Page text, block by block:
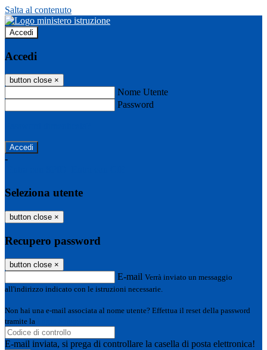
Salta al contenuto
Accedi
Accedi
button close ×
Nome Utente
Password
-
Seleziona utente
button close ×
Recupero password
button close ×
E-mail Verrà inviato un messaggio
all'indirizzo indicato con le istruzioni necessarie.
Non hai una e-mail associata al nome utente? Effettua il reset della password
tramite la
E-mail inviata, si prega di controllare la casella di posta elettronica!